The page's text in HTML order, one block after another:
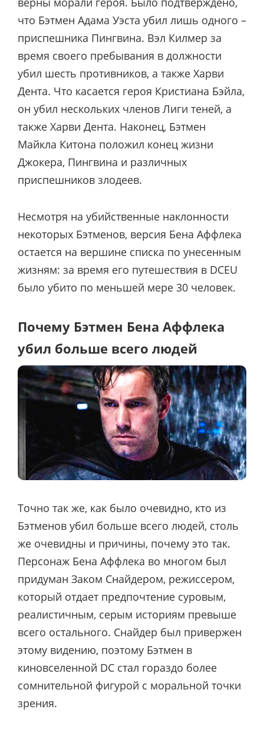
что Бэтмен Адама Уэста убил лишь одного –
приспешника Пингвина. Вэл Килмер за
время своего пребывания в должности
убил шесть противников, а также Харви
Дента. Что касается героя Кристиана Бэйла,
он убил нескольких членов Лиги теней, а
также Харви Дента. Наконец, Бэтмен
Майкла Китона положил конец жизни
Джокера, Пингвина и различных
приспешников злодеев.
Несмотря на убийственные наклонности
некоторых Бэтменов, версия Бена Аффлека
остается на вершине списка по унесенным
жизням: за время его путешествия в DCEU
было убито по меньшей мере 30 человек.
Почему Бэтмен Бена Аффлека
убил больше всего людей
Точно так же, как было очевидно, кто из
Бэтменов убил больше всего людей, столь
же очевидны и причины, почему это так.
Персонаж Бена Аффлека во многом был
придуман Заком Снайдером, режиссером,
который отдает предпочтение суровым,
реалистичным, серым историям превыше
всего остального. Снайдер был привержен
этому видению, поэтому Бэтмен в
киновселенной DC стал гораздо более
сомнительной фигурой с моральной точки
зрения.